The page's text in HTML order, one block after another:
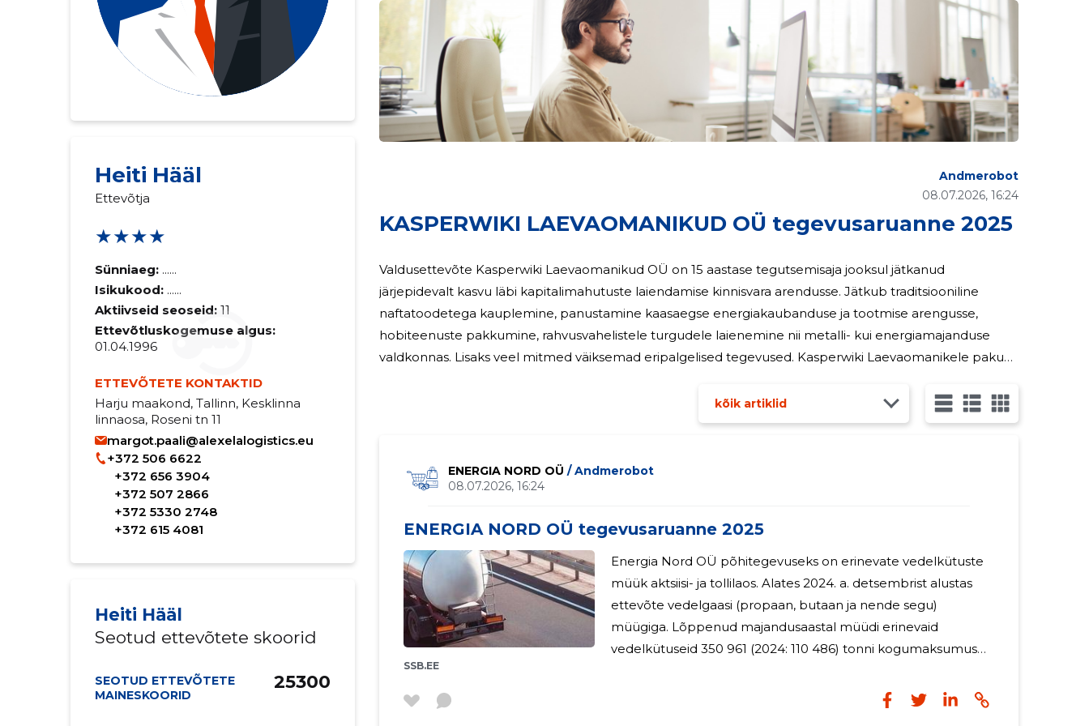
Heiti Hääl
Ettevõtja
★★★★
Sünniaeg: ......
Isikukood: ......
Aktiivseid seoseid: 11
Ettevõtluskogemuse algus:
01.04.1996
ETTEVÕTETE KONTAKTID
Harju maakond, Tallinn, Kesklinna
linnaosa, Roseni tn 11
margot.paali@alexelalogistics.eu
+372 506 6622
+372 656 3904
+372 507 2866
+372 5330 2748
+372 615 4081
Heiti Hääl
Seotud ettevõtete skoorid
SEOTUD ETTEVÕTETE
MAINESKOORID
25300
KASPERWIKI LAEVAOMANIKUD OÜ tegevusaruanne 2025
08.07.2026, 16:24
Andmerobot
Valdusettevõte Kasperwiki Laevaomanikud OÜ on 15 aastase tegutsemisaja jooksul jätkanud
järjepidevalt kasvu läbi kapitalimahutuste laiendamise kinnisvara arendusse. Jätkub traditsiooniline
naftatoodetega kauplemine, panustamine kaasaegse energiakaubanduse ja tootmise arengusse,
hobiteenuste pakkumine, rahvusvahelistele turgudele laienemine nii metalli- kui energiamajanduse
valdkonnas. Lisaks veel mitmed väiksemad eripalgelised tegevused. Kasperwiki Laevaomanikele pakub
kõik artiklid
ENERGIA NORD OÜ / Andmerobot
08.07.2026, 16:24
ENERGIA NORD OÜ tegevusaruanne 2025
SSB.EE
Energia Nord OÜ põhitegevuseks on erinevate vedelkütuste
müük aktsiisi- ja tollilaos. Alates 2024. a. detsembrist alustas
ettevõte vedelgaasi (propaan, butaan ja nende segu)
müügiga. Lõppenud majandusaastal müüdi erinevaid
vedelkütuseid 350 961 (2024: 110 486) tonni kogumaksumuses
tonni vedelgaasi mis sisaldub ka vedelkütuste müügi
Sinu kommentaar